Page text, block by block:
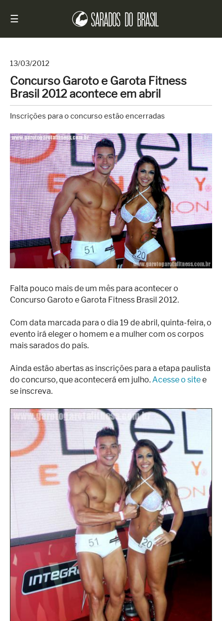
☰
Início
Notícias
Sarados
Brasil
Entrevistas
Antes
e
Depois
Superação
Fisiculturismo
Anabolizantes
Alimentação
Treino
Saúde
Concursos
Moda
Praia
Contato
13/03/2012
Concurso Garoto e Garota Fitness
Brasil 2012 acontece em abril
Inscrições para o concurso estão encerradas
Falta pouco mais de um mês para acontecer o
Concurso Garoto e Garota Fitness Brasil 2012.
Com data marcada para o dia 19 de abril, quinta-feira, o
evento irá eleger o homem e a mulher com os corpos
mais sarados do país.
Ainda estão abertas as inscrições para a etapa paulista
do concurso, que acontecerá em julho.Acesse o sitee
se inscreva.